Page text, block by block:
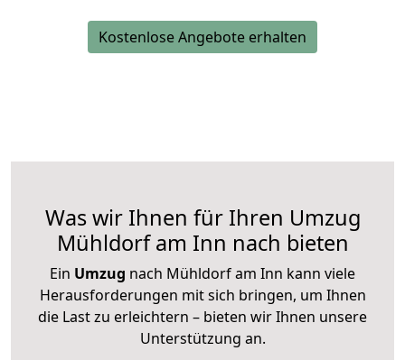
Kostenlose Angebote erhalten
Was wir Ihnen für Ihren Umzug
Mühldorf am Inn nach bieten
Ein Umzug nach Mühldorf am Inn kann viele
Herausforderungen mit sich bringen, um Ihnen
die Last zu erleichtern – bieten wir Ihnen unsere
Unterstützung an.